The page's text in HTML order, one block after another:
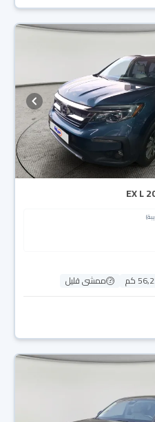
كم
ممشى قليل